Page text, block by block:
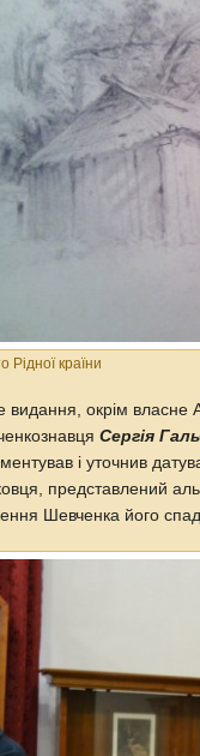
Рідної країни
видання, окрім власне
Сергія
і уточнив
представлений
Шевченка його